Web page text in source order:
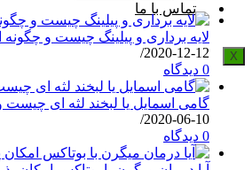
تماس با ما
X
لایه برداری و پیلینگ چیست و
2020-12-12
/
0 دیدگاه
گامی اسمایل یا لبخند لثه ای
2020-06-10
/
0 دیدگاه